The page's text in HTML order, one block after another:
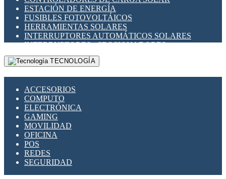
ESTACIÓN DE ENERGÍA
FUSIBLES FOTOVOLTÁICOS
HERRAMIENTAS SOLARES
INTERRUPTORES AUTOMÁTICOS SOLARES
INTERRUPTORES - SECCIONADORES
FOTOVOLTÁICOS
MONTAJE PANEL SOLAR
SUPRESOR DE TRANSIENTES SPDS PARA
APLICACIONES FOTOVOLTAICAS
TECNOLOGÍA
ACCESORIOS
COMPUTO
ELECTRÓNICA
GAMING
MOVILIDAD
OFICINA
POS
REDES
SEGURIDAD